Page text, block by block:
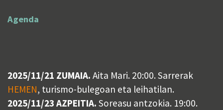
Agenda
2025/11/21 ZUMAIA. Aita Mari. 20:00. Sarrerak
HEMEN, turismo-bulegoan eta leihatilan.
2025/11/23 AZPEITIA. Soreasu antzokia. 19:00.